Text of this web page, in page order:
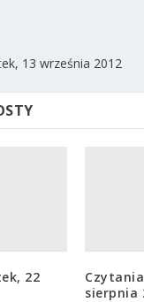
13 września 2012
22
sierpnia